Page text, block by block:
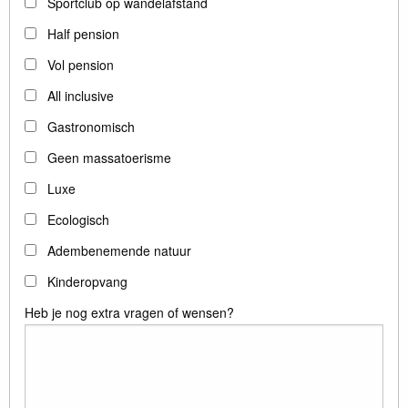
Half pension
Vol pension
All inclusive
Gastronomisch
Geen massatoerisme
Luxe
Ecologisch
Adembenemende natuur
Kinderopvang
Heb je nog extra vragen of wensen?